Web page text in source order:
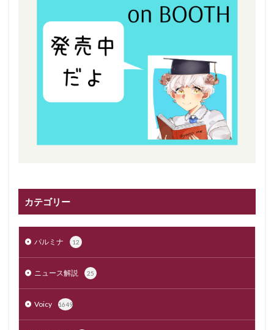
カテゴリー
パルミナ 12
ニュース解説 25
Voicy 1649